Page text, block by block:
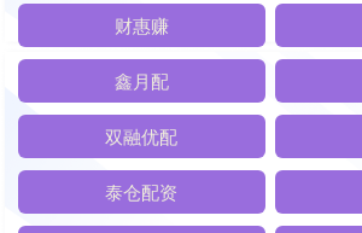
财惠赚
鑫月配
双融优配
泰仓配资